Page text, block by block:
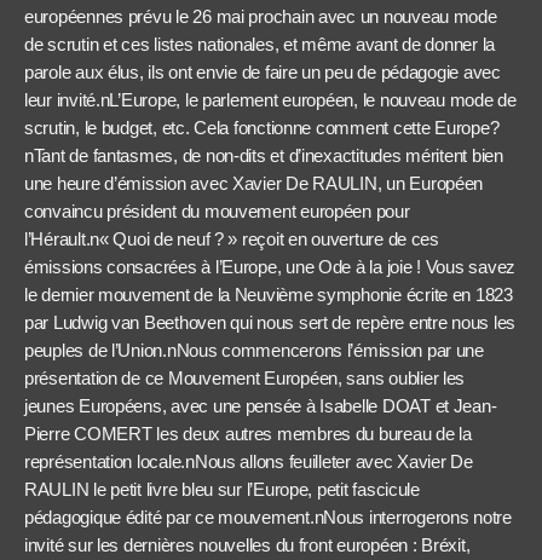
européennes prévu le 26 mai prochain avec un nouveau mode
de scrutin et ces listes nationales, et même avant de donner la
parole aux élus, ils ont envie de faire un peu de pédagogie avec
leur invité.nL’Europe, le parlement européen, le nouveau mode de
scrutin, le budget, etc. Cela fonctionne comment cette Europe?
nTant de fantasmes, de non-dits et d’inexactitudes méritent bien
une heure d’émission avec Xavier De RAULIN, un Européen
convaincu président du mouvement européen pour
l’Hérault.n« Quoi de neuf ? » reçoit en ouverture de ces
émissions consacrées à l’Europe, une Ode à la joie ! Vous savez
le dernier mouvement de la Neuvième symphonie écrite en 1823
par Ludwig van Beethoven qui nous sert de repère entre nous les
peuples de l’Union.nNous commencerons l’émission par une
présentation de ce Mouvement Européen, sans oublier les
jeunes Européens, avec une pensée à Isabelle DOAT et Jean-
Pierre COMERT les deux autres membres du bureau de la
représentation locale.nNous allons feuilleter avec Xavier De
RAULIN le petit livre bleu sur l’Europe, petit fascicule
pédagogique édité par ce mouvement.nNous interrogerons notre
invité sur les dernières nouvelles du front européen : Bréxit,